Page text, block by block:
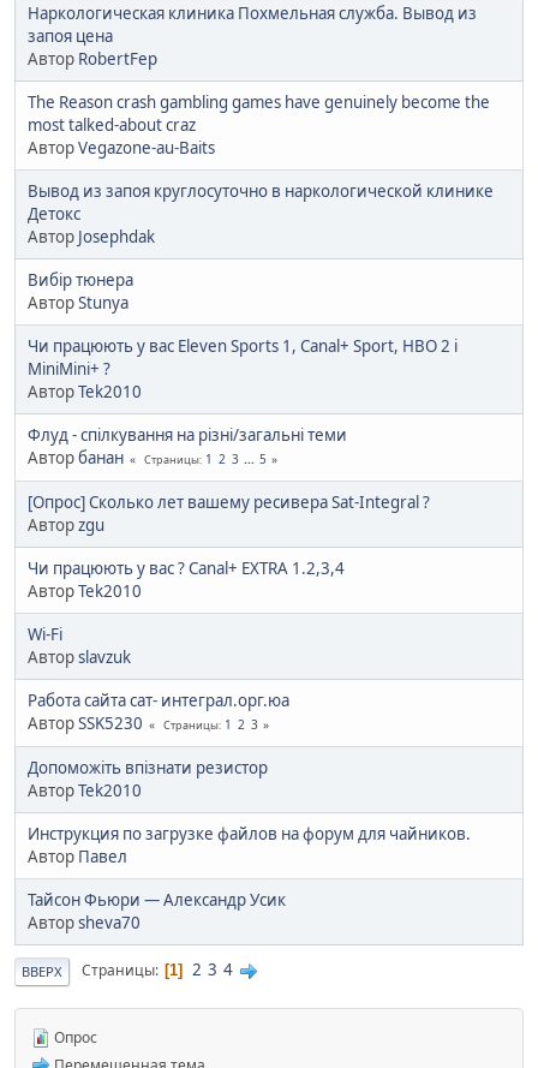
Наркологическая клиника Похмельная служба. Вывод из
запоя цена
Автор RobertFep
The Reason crash gambling games have genuinely become the
most talked-about craz
АвторVegazone-au-Baits
Вывод из запоя круглосуточно в наркологической клинике
Детокс
Автор Josephdak
Вибір тюнера
АвторStunya
Чи працюють у вас Eleven Sports 1, Canal+ Sport, HBO 2 i
MiniMini+ ?
АвторTek2010
Флуд - спілкування на різні/загальні теми
Авторбанан Страницы 1 2 3 ... 5
[Опрос] Сколько лет вашему ресивера Sat-Integral ?
Авторzgu
Чи працюють у вас ? Canal+ EXTRA 1.2,3,4
АвторTek2010
Wi-Fi
Авторslavzuk
Работа сайта сат- интеграл.орг.юа
АвторSSK5230 Страницы 1 2 3
Допоможіть впізнати резистор
АвторTek2010
Инструкция по загрузке файлов на форум для чайников.
Автор Павел
Тайсон Фьюри — Александр Усик
Авторsheva70
ВВЕРХ Страницы 1 2 3 4
Опрос